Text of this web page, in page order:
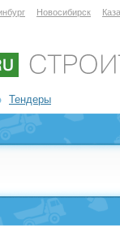
Новосибирск
Тендеры